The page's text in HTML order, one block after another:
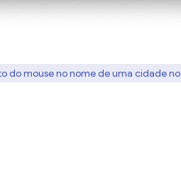
do mouse no nome de uma cidade no